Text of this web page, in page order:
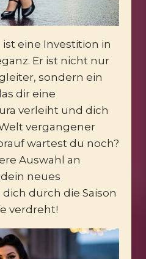
eine Investition in
Er ist nicht nur
sondern ein
dir eine
verleiht und dich
vergangener
wartest du noch?
Auswahl an
neues
durch die Saison
verdreht!